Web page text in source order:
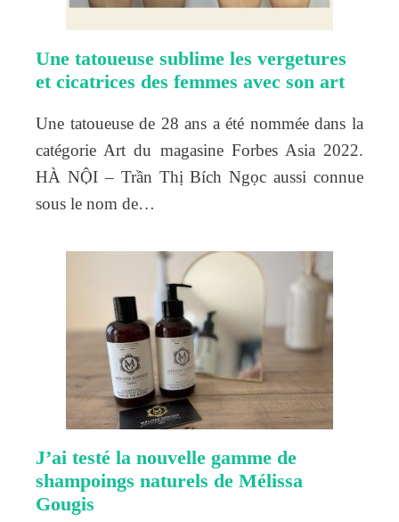
Une tatoueuse sublime les vergetures
et cicatrices des femmes avec son art
Une tatoueuse de 28 ans a été nommée dans la
catégorie Art du magasine Forbes Asia 2022.
HÀ NỘI – Trần Thị Bích Ngọc aussi connue
sous le nom de…
J’ai testé la nouvelle gamme de
shampoings naturels de Mélissa
Gougis